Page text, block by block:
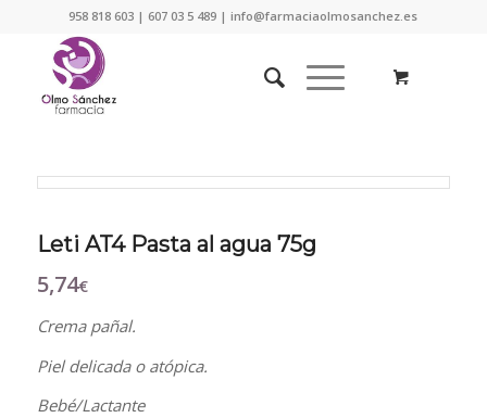
958 818 603 | 607 03 5 489 | info@farmaciaolmosanchez.es
Leti AT4 Pasta al agua 75g
5,74€
Crema pañal.
Piel delicada o atópica.
Bebé/Lactante